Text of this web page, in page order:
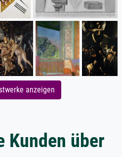
anzeigen
Kunden über